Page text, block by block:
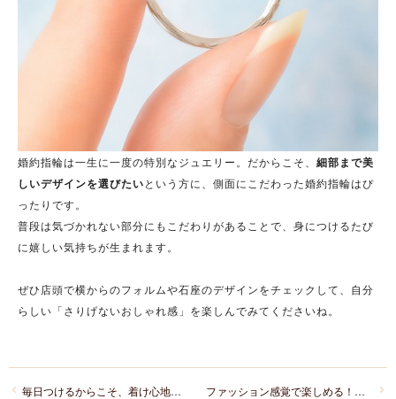
婚約指輪は一生に一度の特別なジュエリー。だからこそ、 細部まで美
しいデザインを選びたいという方に、側面にこだわった婚約指輪はぴ
ったりです。
普段は気づかれない部分にもこだわりがあることで、身につけるたび
に嬉しい気持ちが生まれます。
ぜひ店頭で横からのフォルムや石座のデザインをチェックして、自分
らしい「さりげないおしゃれ感」を楽しんでみてくださいね。
ファッション感覚で楽しめる！カジュアル派に人気の婚約指輪ブランド2選
毎日つけるからこそ、着け心地の良さで選びたい結婚指輪